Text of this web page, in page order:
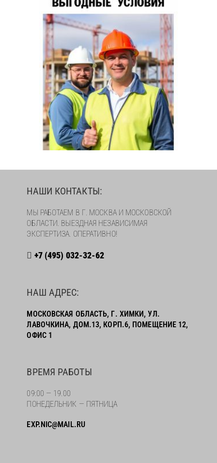
НАШИ КОНТАКТЫ:
МЫ РАБОТАЕМ В Г. МОСКВА И МОСКОВСКОЙ
ОБЛАСТИ. ВЫЕЗДНАЯ НЕЗАВИСИМАЯ
ЭКСПЕРТИЗА. ОПЕРАТИВНО!
+7 (495) 032-32-62
НАШ АДРЕС:
МОСКОВСКАЯ ОБЛАСТЬ, Г. ХИМКИ, УЛ.
ЛАВОЧКИНА, ДОМ.13, КОРП.6, ПОМЕЩЕНИЕ 12,
ОФИС 1
ВРЕМЯ РАБОТЫ
09:00 — 19.00
ПОНЕДЕЛЬНИК — ПЯТНИЦА
EXP.NIC@MAIL.RU